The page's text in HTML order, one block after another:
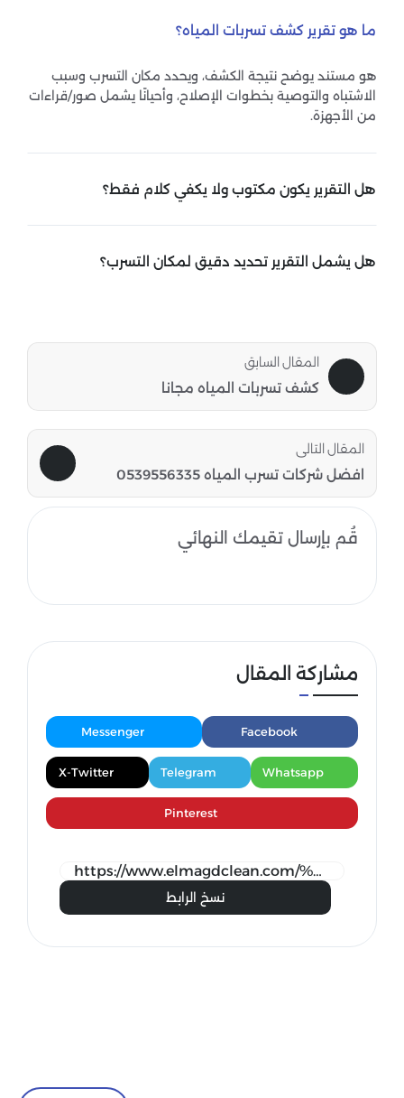
ما هو تقرير كشف تسربات المياه؟
هو مستند يوضح نتيجة الكشف، ويحدد مكان التسرب وسبب
الاشتباه والتوصية بخطوات الإصلاح، وأحيانًا يشمل صور/قراءات
من الأجهزة.
هل التقرير يكون مكتوب ولا يكفي كلام فقط؟
الكشف وتوصيات الإصلاح بدل الاكتفاء بملاحظة شفوية.
هل يشمل التقرير تحديد دقيق لمكان التسرب؟
يوضح “مستوى الدقة” وتبرير السبب.
المقال السابق
كشف تسربات المياه مجانا
المقال التالى
افضل شركات تسرب المياه 0539556335
قُم بإرسال تقيمك النهائي
مشاركة المقال
Facebook
Messenger
Whatsapp
Telegram
X-Twitter
Pinterest
نسخ الرابط